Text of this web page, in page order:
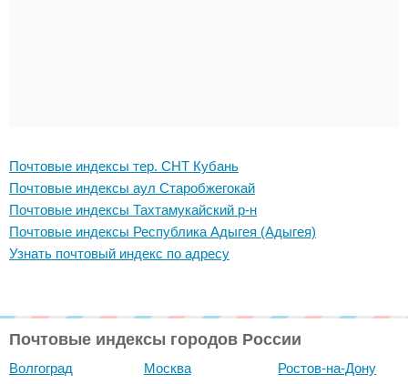
Почтовые индексы тер. СНТ Кубань
Почтовые индексы аул Старобжегокай
Почтовые индексы Тахтамукайский р-н
Почтовые индексы Республика Адыгея (Адыгея)
Узнать почтовый индекс по адресу
Почтовые индексы городов России
Волгоград
Москва
Ростов-на-Дону